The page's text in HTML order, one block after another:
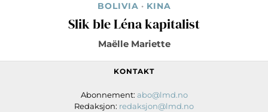
BOLIVIA · KINA
Slik ble Léna kapitalist
Maëlle Mariette
KONTAKT
Abonnement: abo@lmd.no
Redaksjon: redaksjon@lmd.no